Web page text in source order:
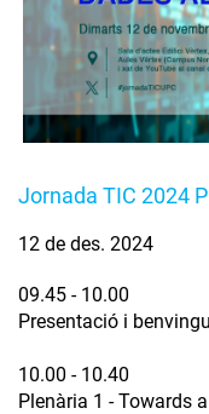
Jornada TIC 2024
12 de des. 2024
09.45 - 10.00
Presentació i
10.00 - 10.40
Plenària 1 - Towards